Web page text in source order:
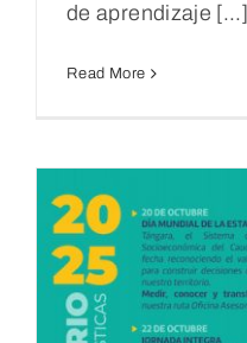
de aprendizaje [...]
Read More